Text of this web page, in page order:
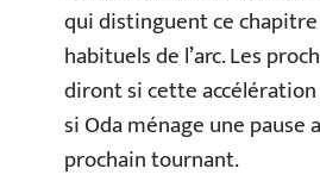
qui distinguent ce
habituels de l’arc. Les
diront si cette
si Oda ménage une pause
prochain tournant.